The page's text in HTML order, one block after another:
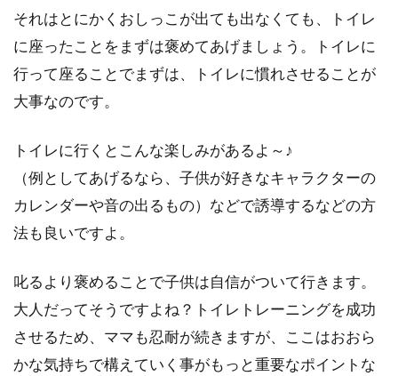
それはとにかくおしっこが出ても出なくても、トイレ
に座ったことをまずは褒めてあげましょう。トイレに
行って座ることでまずは、トイレに慣れさせることが
大事なのです。
トイレに行くとこんな楽しみがあるよ～♪
（例としてあげるなら、子供が好きなキャラクターの
カレンダーや音の出るもの）などで誘導するなどの方
法も良いですよ。
叱るより褒めることで子供は自信がついて行きます。
大人だってそうですよね？トイレトレーニングを成功
させるため、ママも忍耐が続きますが、ここはおおら
かな気持ちで構えていく事がもっと重要なポイントな